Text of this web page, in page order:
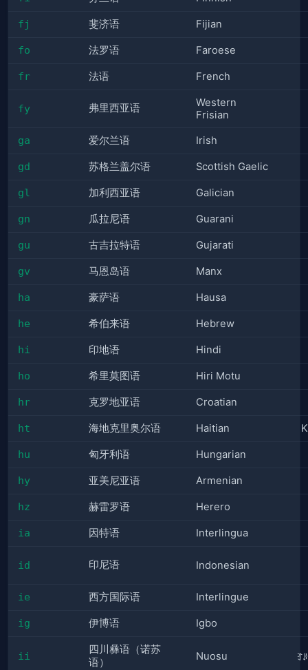
fj 斐济语 Fijian
fo 法罗语 Faroese
fr 法语 French
fy 弗里西亚语
Western
Frisian
ga 爱尔兰语 Irish
gd 苏格兰盖尔语 Scottish Gaelic
gl 加利西亚语 Galician
gn 瓜拉尼语 Guarani
gu 古吉拉特语 Gujarati
gv 马恩岛语 Manx
ha 豪萨语 Hausa
he 希伯来语 Hebrew
hi 印地语 Hindi
ho 希里莫图语 Hiri Motu
hr 克罗地亚语 Croatian
ht 海地克里奥尔语 Haitian
hu 匈牙利语 Hungarian
hy 亚美尼亚语 Armenian
hz 赫雷罗语 Herero
ia 因特语 Interlingua
id 印尼语 Indonesian
ie 西方国际语 Interlingue
ig 伊博语 Igbo
ii
四川彝语（诺苏
语）
Nuosu